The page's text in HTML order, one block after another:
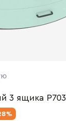
3 ящика P703